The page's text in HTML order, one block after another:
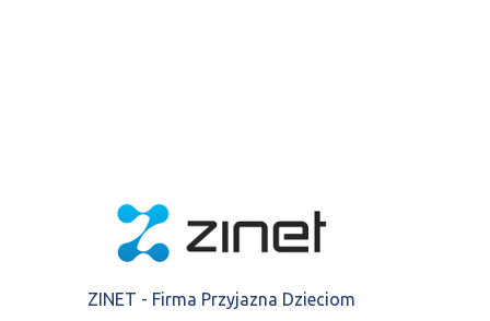
ZINET - Firma Przyjazna Dzieciom